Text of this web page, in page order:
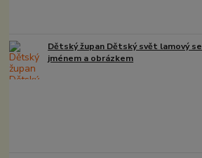
Dětský župan Dětský svět lamový se
jménem a obrázkem